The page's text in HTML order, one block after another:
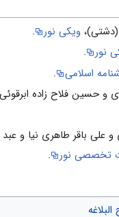
ویکی نور
.
نور .
اسلامی .
فلاح زاده ابرقوئی، نقدی
تخصصی نور
.